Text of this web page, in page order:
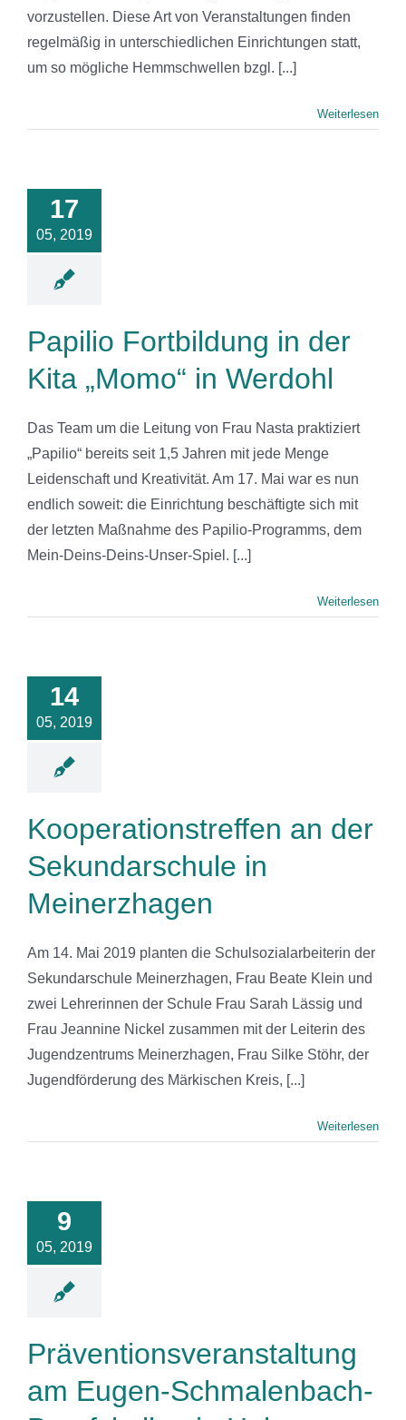
vorzustellen. Diese Art von Veranstaltungen finden
regelmäßig in unterschiedlichen Einrichtungen statt,
um so mögliche Hemmschwellen bzgl. [...]
Weiterlesen
17
05, 2019
in der
in
Papilio Fortbildung in der
Kita „Momo“ in Werdohl
Das Team um die Leitung von Frau Nasta praktiziert
„Papilio“ bereits seit 1,5 Jahren mit jede Menge
Leidenschaft und Kreativität. Am 17. Mai war es nun
endlich soweit: die Einrichtung beschäftigte sich mit
der letzten Maßnahme des Papilio-Programms, dem
Mein-Deins-Deins-Unser-Spiel. [...]
Weiterlesen
14
05, 2019
der
Kooperationstreffen an der
Sekundarschule in
Meinerzhagen
Am 14. Mai 2019 planten die Schulsozialarbeiterin der
Sekundarschule Meinerzhagen, Frau Beate Klein und
zwei Lehrerinnen der Schule Frau Sarah Lässig und
Frau Jeannine Nickel zusammen mit der Leiterin des
Jugendzentrums Meinerzhagen, Frau Silke Stöhr, der
Jugendförderung des Märkischen Kreis, [...]
Weiterlesen
9
05, 2019
in
Präventionsveranstaltung
am Eugen-Schmalenbach-